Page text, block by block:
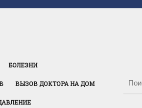
БОЛЕЗНИ
ВЫЗОВ ДОКТОРА НА ДОМ